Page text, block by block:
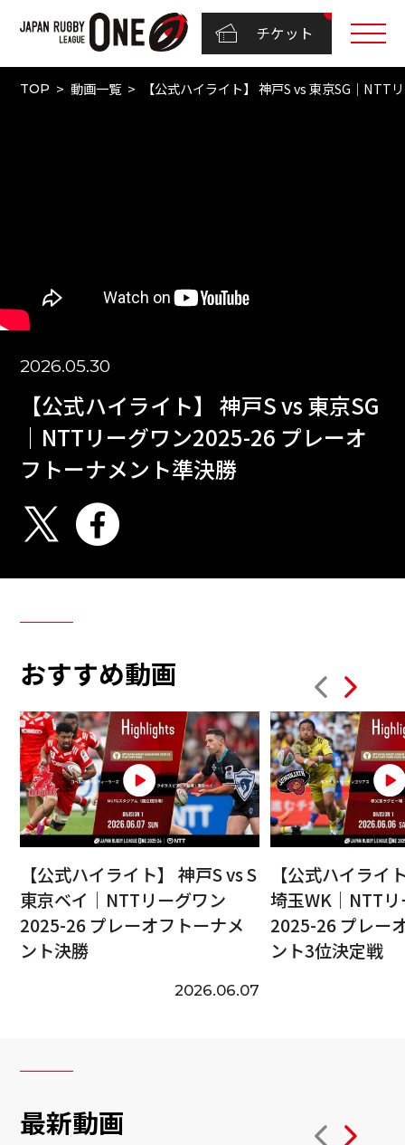
チケット
TOP 動画一覧 【公式ハイライト】 神戸S vs 東京SG｜
2026.05.30
【公式ハイライト】 神戸S vs 東京SG
｜NTTリーグワン2025-26 プレーオ
フトーナメント準決勝
おすすめ動画
【公式ハイライト】 神戸S vs S
東京ベイ｜NTTリーグワン
2025-26 プレーオフトーナメ
ント決勝
2026.06.07
【公式ハイライ
埼玉WK｜NTT
2025-26 プレー
ント3位決定戦
最新動画